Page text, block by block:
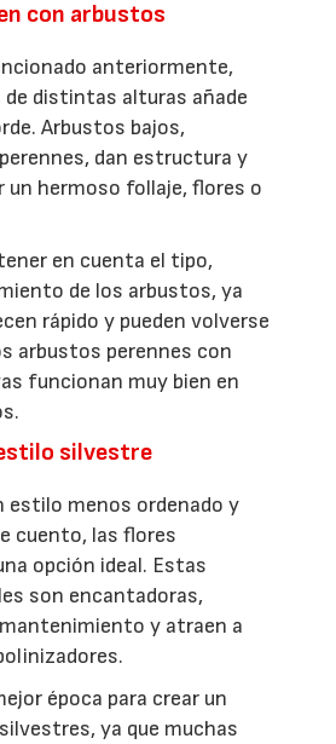
con arbustos
anteriormente,
distintas alturas añade
Arbustos bajos,
dan estructura y
un hermoso follaje, flores o
en cuenta el tipo,
de los arbustos, ya
rápido y pueden volverse
arbustos perennes con
funcionan muy bien en
silvestre
estilo menos ordenado y
cuento, las flores
opción ideal. Estas
son encantadoras,
y atraen a
época para crear un
ya que muchas